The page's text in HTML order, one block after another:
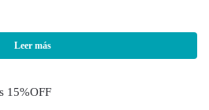
Leer más